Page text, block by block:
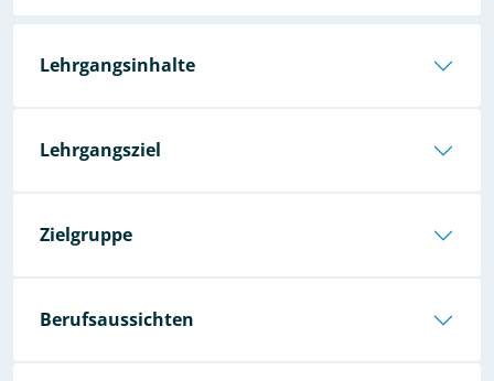
Lehrgangsinhalte
Lehrgangsziel
Zielgruppe
Berufsaussichten